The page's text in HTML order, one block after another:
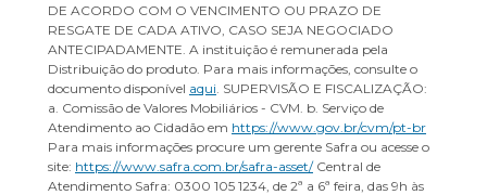
DE ACORDO COM O VENCIMENTO OU PRAZO DE
RESGATE DE CADA ATIVO, CASO SEJA NEGOCIADO
ANTECIPADAMENTE. A instituição é remunerada pela
Distribuição do produto. Para mais informações, consulte o
documento disponível aqui . SUPERVISÃO E FISCALIZAÇÃO:
a. Comissão de Valores Mobiliários - CVM. b. Serviço de
Atendimento ao Cidadão em https://www.gov.br/cvm/pt-br
Para mais informações procure um gerente Safra ou acesse o
site: https://www.safra.com.br/safra-asset/Central de
Atendimento Safra: 0300 105 1234, de 2ª a 6ª feira, das 9h às